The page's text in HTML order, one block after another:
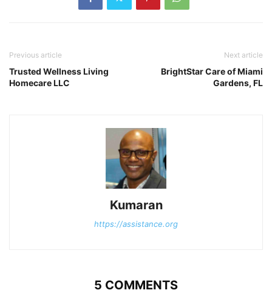
Previous article
Trusted Wellness Living
Homecare LLC
Next article
BrightStar Care of Miami
Gardens, FL
Kumaran
https://assistance.org
5 COMMENTS